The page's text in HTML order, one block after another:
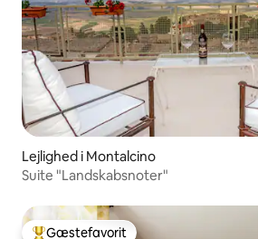
Lejlighed i Montalcino
Suite "Landskabsnoter"
Gæstefavorit